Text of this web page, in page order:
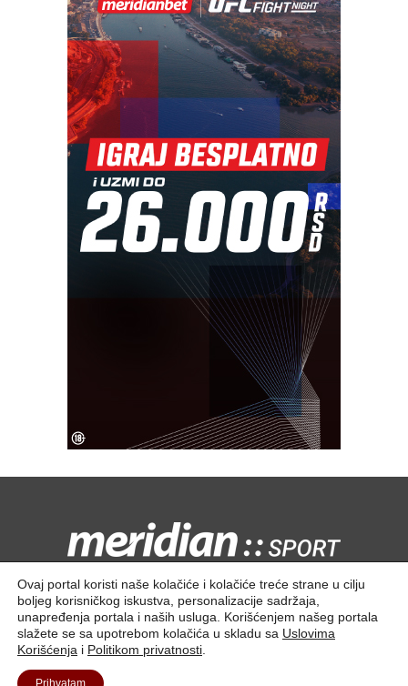
Kontaktirajte nas:redakcija@meridiansport.rs
Ovaj portal koristi naše kolačiće i kolačiće treće strane u cilju
boljeg korisničkog iskustva, personalizacije sadržaja,
unapređenja portala i naših usluga. Korišćenjem našeg portala
slažete se sa upotrebom kolačića u skladu sa Uslovima
Korišćenja i Politikom privatnosti
Prihvatam